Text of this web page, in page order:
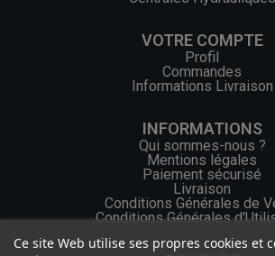
VOTRE COMPTE
Profil
Commandes
Informations Livraison
INFORMATIONS
Qui sommes-nous ?
Mentions légales
Paiement sécurisé
Livraison
Conditions Générales de
Conditions Générales
Ce site Web utilise ses propres cookies et